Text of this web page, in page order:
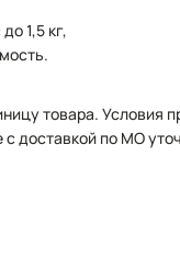
1,5 кг,
товара. Условия
с доставкой по МО